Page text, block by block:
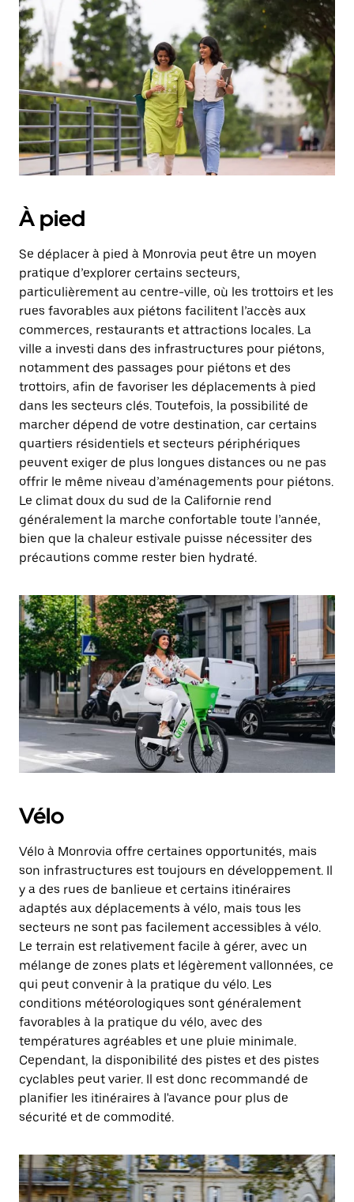
et
sélectionner
une
date.
Appuyez
sur
la
touche
d'échappement
pour
fermer
le
calendrier.
À pied
Se déplacer à pied à Monrovia peut être un moyen
pratique d’explorer certains secteurs,
particulièrement au centre-ville, où les trottoirs et les
rues favorables aux piétons facilitent l’accès aux
commerces, restaurants et attractions locales. La
ville a investi dans des infrastructures pour piétons,
notamment des passages pour piétons et des
trottoirs, afin de favoriser les déplacements à pied
dans les secteurs clés. Toutefois, la possibilité de
marcher dépend de votre destination, car certains
quartiers résidentiels et secteurs périphériques
peuvent exiger de plus longues distances ou ne pas
offrir le même niveau d’aménagements pour piétons.
Le climat doux du sud de la Californie rend
généralement la marche confortable toute l’année,
bien que la chaleur estivale puisse nécessiter des
précautions comme rester bien hydraté.
Vélo
Vélo à Monrovia offre certaines opportunités, mais
son infrastructures est toujours en développement. Il
y a des rues de banlieue et certains itinéraires
adaptés aux déplacements à vélo, mais tous les
secteurs ne sont pas facilement accessibles à vélo.
Le terrain est relativement facile à gérer, avec un
mélange de zones plats et légèrement vallonnées, ce
qui peut convenir à la pratique du vélo. Les
conditions météorologiques sont généralement
favorables à la pratique du vélo, avec des
températures agréables et une pluie minimale.
Cependant, la disponibilité des pistes et des pistes
cyclables peut varier. Il est donc recommandé de
planifier les itinéraires à l'avance pour plus de
sécurité et de commodité.